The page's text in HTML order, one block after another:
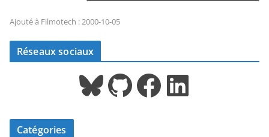
Ajouté à Filmotech : 2000-10-05
Réseaux sociaux
Bluesky GitHub Facebook LinkedIn
Catégories